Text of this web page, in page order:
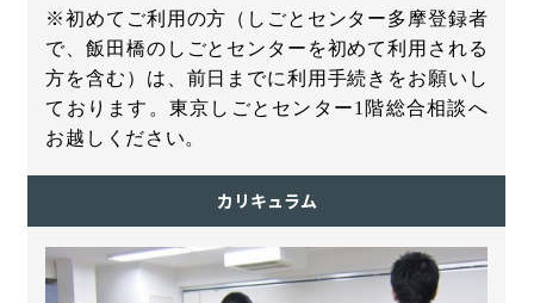
※初めてご利用の方（しごとセンター多摩登録者
で、飯田橋のしごとセンターを初めて利用される
方を含む）は、前日までに利用手続きをお願いし
ております。東京しごとセンター1 階総合相談へ
お越しください。
カリキュラム